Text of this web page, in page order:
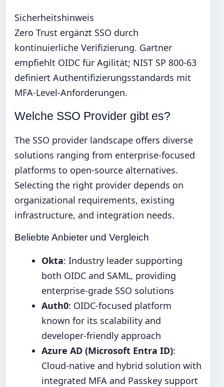
Sicherheitshinweis
Zero Trust ergänzt SSO durch
kontinuierliche Verifizierung. Gartner
empfiehlt OIDC für Agilität; NIST SP 800-63
definiert Authentifizierungsstandards mit
MFA-Level-Anforderungen.
Welche SSO Provider gibt es?
The SSO provider landscape offers diverse
solutions ranging from enterprise-focused
platforms to open-source alternatives.
Selecting the right provider depends on
organizational requirements, existing
infrastructure, and integration needs.
Beliebte Anbieter und Vergleich
Okta: Industry leader supporting
both OIDC and SAML, providing
enterprise-grade SSO solutions
Auth0: OIDC-focused platform
known for its scalability and
developer-friendly approach
Azure AD (Microsoft Entra ID):
Cloud-native and hybrid solution with
integrated MFA and Passkey support